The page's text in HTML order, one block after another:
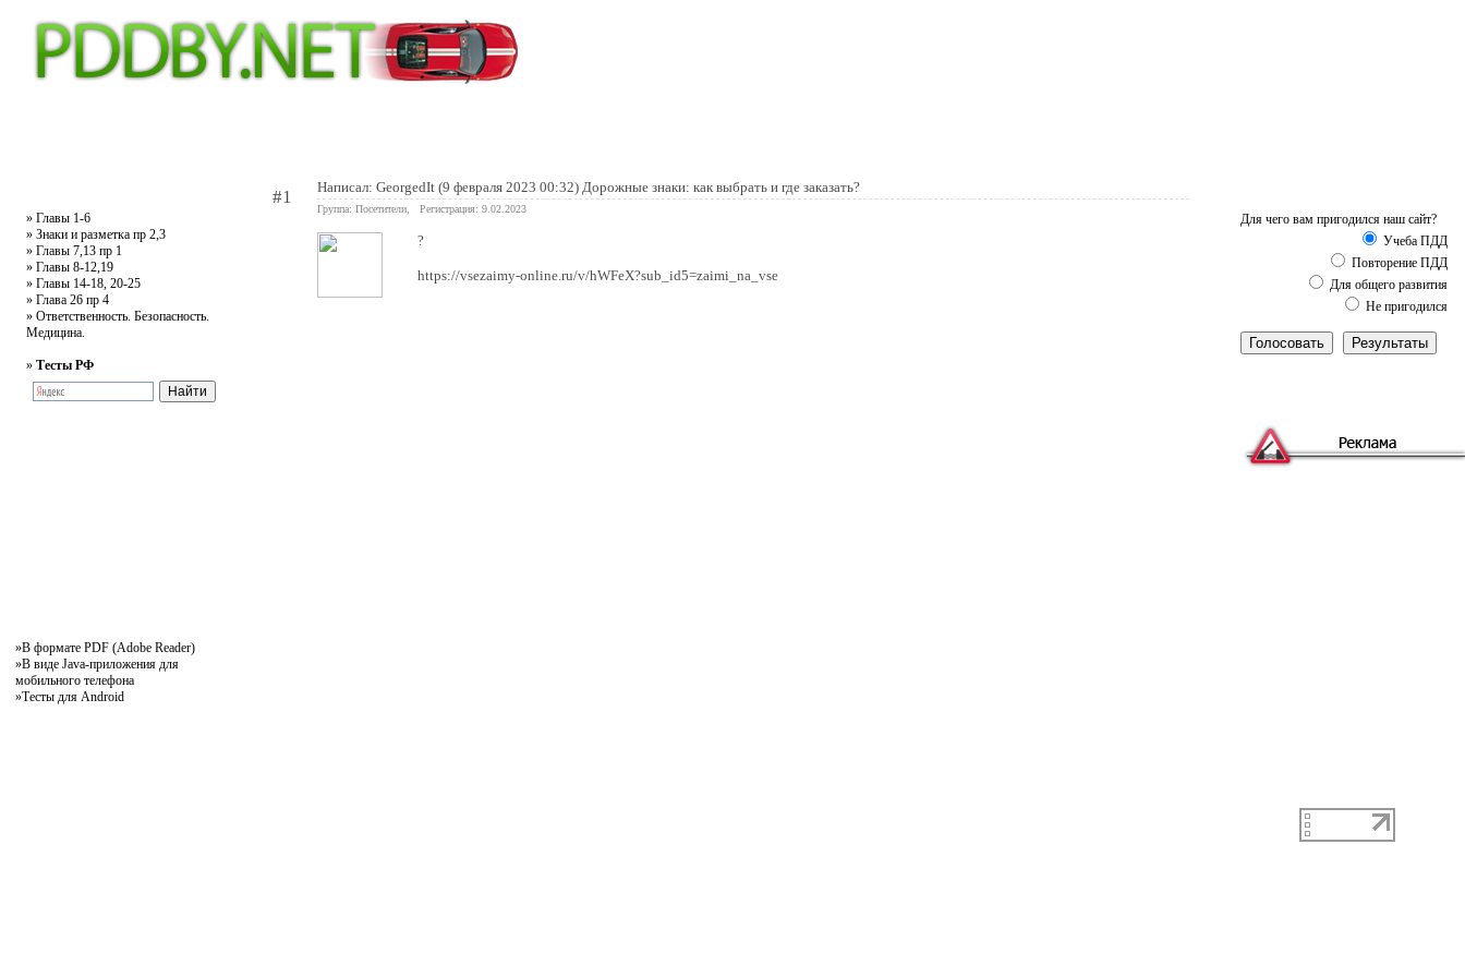
» Главы 1-6
» Знаки и разметка пр 2,3
» Главы 7,13 пр 1
» Главы 8-12,19
» Главы 14-18, 20-25
» Глава 26 пр 4
» Ответственность. Безопасность.
Медицина.
» Тесты РФ
»В формате PDF (Adobe Reader)
»В виде Java-приложения для
мобильного телефона
»Тесты для Android
#1 Написал: GeorgedIt (9 февраля 2023 00:32) Дорожные знаки: как выбрать и где заказать?
Группа: Посетители, Регистрация: 9.02.2023
?
https://vsezaimy-online.ru/v/hWFeX?sub_id5=zaimi_na_vse
Для чего вам пригодился наш сайт?
Учеба ПДД
Повторение ПДД
Для общего развития
Не пригодился